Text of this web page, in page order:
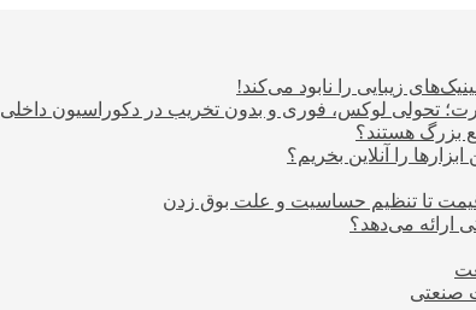
زیبایی را نابود می‌کند!
تحولی لوکس، فوری و بدون تخریب در دکوراسیون داخلی
را آنلاین بخریم؟
تا تنظیم حساسیت و علت بوق زدن
صنعتی